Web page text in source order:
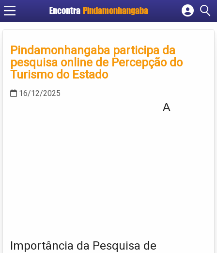
Encontra Pindamonhangaba
Cadastrar empresa
Criar conta
Pindamonhangaba participa da
pesquisa online de Percepção do
Turismo do Estado
16/12/2025
A
Importância da Pesquisa de